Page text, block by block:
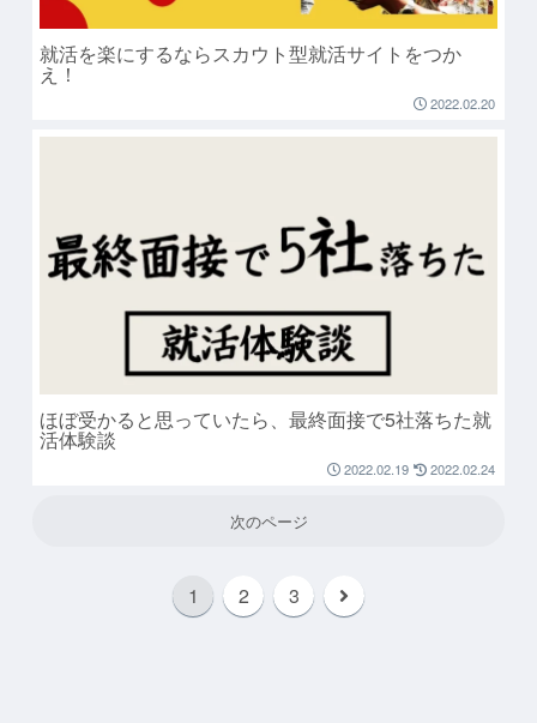
就活を楽にするならスカウト型就活サイトをつか
え！
2022.02.20
ほぼ受かると思っていたら、最終面接で5社落ちた就
活体験談
2022.02.19 2022.02.24
次のページ
1 2 3